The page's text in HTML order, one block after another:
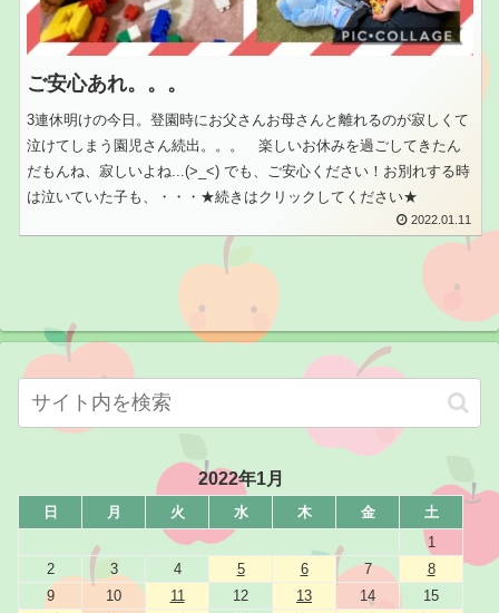
ご安心あれ。。。
3連休明けの今日。登園時にお父さんお母さんと離れるのが寂しくて
泣けてしまう園児さん続出。。。 楽しいお休みを過ごしてきたん
だもんね、寂しいよね...(>_<) でも、ご安心ください！お別れする時
は泣いていた子も、・・・★続きはクリックしてください★
2022.01.11
2022年1月
日 月 火 水 木 金
土
1
2
3 4 5 6 7
8
9
10 11 12 13 14
15